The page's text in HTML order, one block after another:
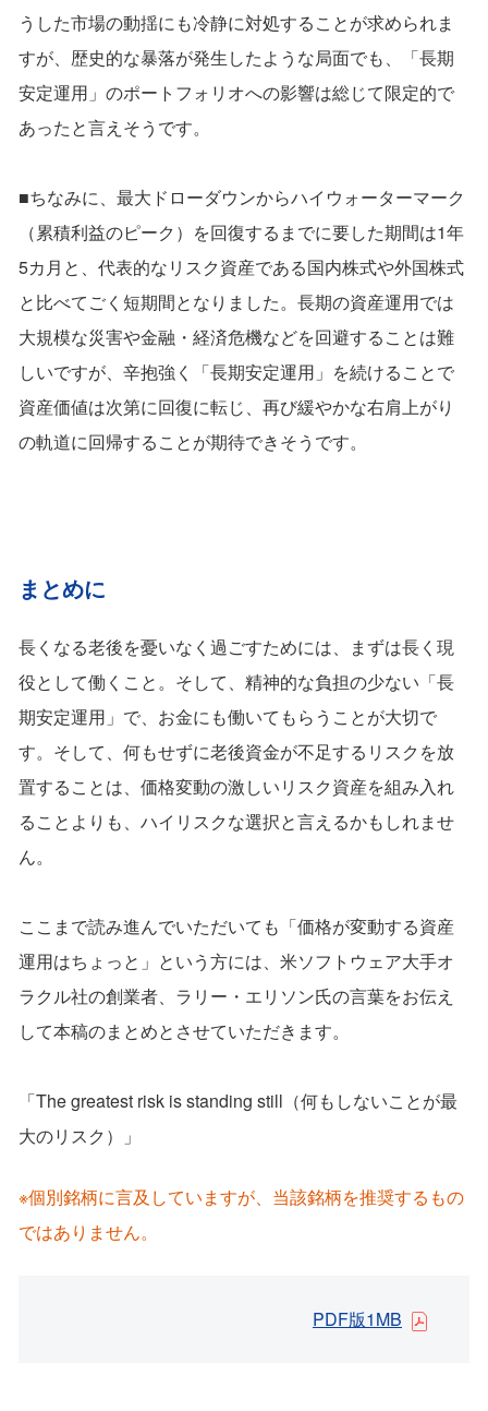
うした市場の動揺にも冷静に対処することが求められま
すが、歴史的な暴落が発生したような局面でも、「長期
安定運用」のポートフォリオへの影響は総じて限定的で
あったと言えそうです。
■ちなみに、最大ドローダウンからハイウォーターマーク
（累積利益のピーク）を回復するまでに要した期間は1年
5カ月と、代表的なリスク資産である国内株式や外国株式
と比べてごく短期間となりました。長期の資産運用では
大規模な災害や金融・経済危機などを回避することは難
しいですが、辛抱強く「長期安定運用」を続けることで
資産価値は次第に回復に転じ、再び緩やかな右肩上がり
の軌道に回帰することが期待できそうです。
まとめに
長くなる老後を憂いなく過ごすためには、まずは長く現
役として働くこと。そして、精神的な負担の少ない「長
期安定運用」で、お金にも働いてもらうことが大切で
す。そして、何もせずに老後資金が不足するリスクを放
置することは、価格変動の激しいリスク資産を組み入れ
ることよりも、ハイリスクな選択と言えるかもしれませ
ん。
ここまで読み進んでいただいても「価格が変動する資産
運用はちょっと」という方には、米ソフトウェア大手オ
ラクル社の創業者、ラリー・エリソン氏の言葉をお伝え
して本稿のまとめとさせていただきます。
「The greatest risk is standing still（何もしないことが最
大のリスク）」
※個別銘柄に言及していますが、当該銘柄を推奨するもの
ではありません。
PDF版1MB